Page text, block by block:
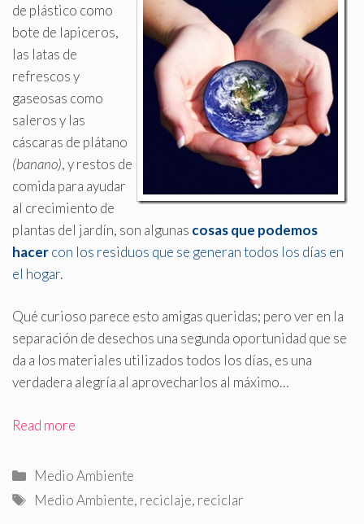
de plástico como
bote de lapiceros,
las latas de
refrescos y
gaseosas como
saleros y las
cáscaras de plátano
(banano), y restos de
comida para ayudar
al crecimiento de
plantas del jardín, son algunas cosas que podemos
hacercon los residuos que se generan todos los días en
el hogar.
Qué curioso parece esto amigas queridas; pero ver en la
separación de desechos una segunda oportunidad que se
da a los materiales utilizados todos los días, es una
verdadera alegría al aprovecharlos al máximo…
Read more
Categorías
Medio Ambiente
Etiquetas
Medio Ambiente, reciclaje, reciclar